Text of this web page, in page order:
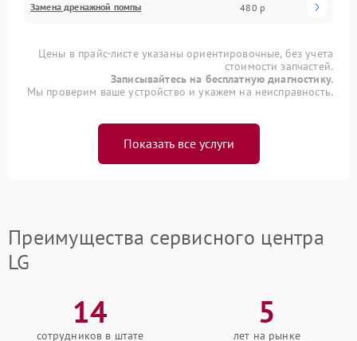
Замена дренажной помпы 480 р
Цены в прайс-листе указаны ориентировочные, без учета
стоимости запчастей.
Записывайтесь на бесплатную диагностику.
Мы проверим ваше устройство и укажем на неисправность.
Показать все услуги
Преимущества сервисного центра
LG
14
сотрудников в штате
5
лет на рынке